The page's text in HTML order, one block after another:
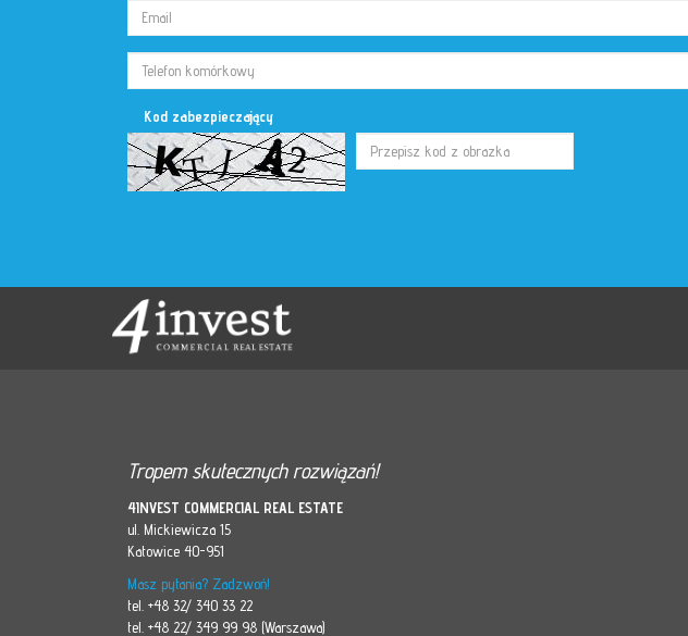
Kod zabezpieczający
Tropem skutecznych rozwiązań!
4INVEST COMMERCIAL REAL ESTATE
ul. Mickiewicza 15
Katowice 40-951
Masz pytania? Zadzwoń!
tel. +48 32/ 340 33 22
tel. +48 22/ 349 99 98 (Warszawa)